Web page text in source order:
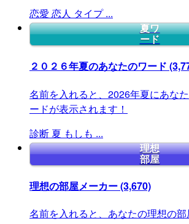
恋愛 恋人 タイプ ...
夏ワ
ード
２０２６年夏のあなたのワード
名前を入れると、2026年夏にあな
ードが表示されます！
診断 夏 もしも ...
理想
部屋
理想の部屋メーカー(3,670)
名前を入れると、あなたの理想の部